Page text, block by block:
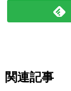
関連記事